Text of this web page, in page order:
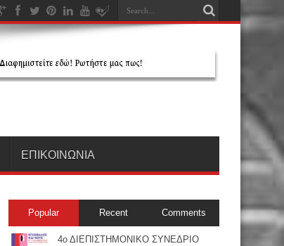
ΕΠΙΚΟΙΝΩΝΙΑ
Popular Recent Comments
4ο ΔΙΕΠΙΣΤΗΜΟΝΙΚΟ ΣΥΝΕΔΡΙΟ